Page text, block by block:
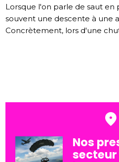
Lorsque l'on parle de saut en
souvent une descente à une
Concrètement, lors d'une
Nos
secteur